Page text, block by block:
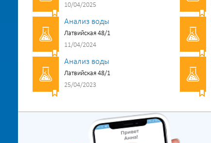
10/04/2025
Анализ воды
Латвийская 48/1
11/04/2024
Анализ воды
Латвийская 48/1
25/04/2023